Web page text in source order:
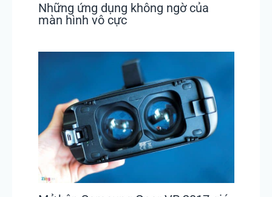
Những ứng dụng không ngờ của
màn hình vô cực